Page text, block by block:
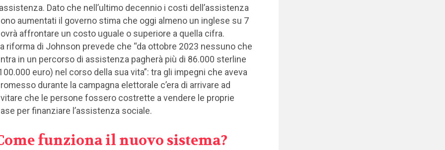
Dato che nell’ultimo decennio i costi dell’assistenza
aumentati il governo stima che oggi almeno un inglese su 7
affrontare un costo uguale o superiore a quella cifra.
riforma di Johnson prevede che “da ottobre 2023 nessuno che
in un percorso di assistenza pagherà più di 86.000 sterline
euro) nel corso della sua vita”: tra gli impegni che aveva
durante la campagna elettorale c’era di arrivare ad
che le persone fossero costrette a vendere le proprie
per finanziare l’assistenza sociale.
funziona il nuovo sistema?